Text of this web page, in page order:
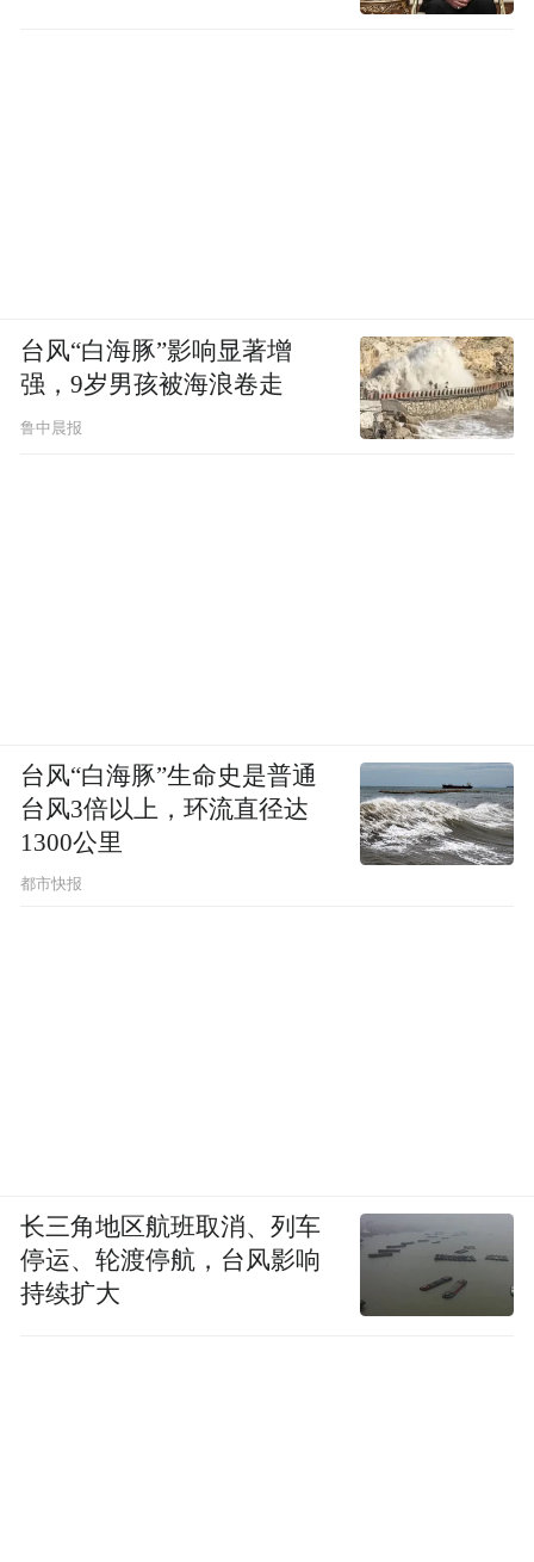
台风“白海豚”影响显著增
强，9岁男孩被海浪卷走
鲁中晨报
台风“白海豚”生命史是普通
台风3倍以上，环流直径达
1300公里
都市快报
长三角地区航班取消、列车
停运、轮渡停航，台风影响
持续扩大